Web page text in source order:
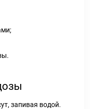
запивая водой.